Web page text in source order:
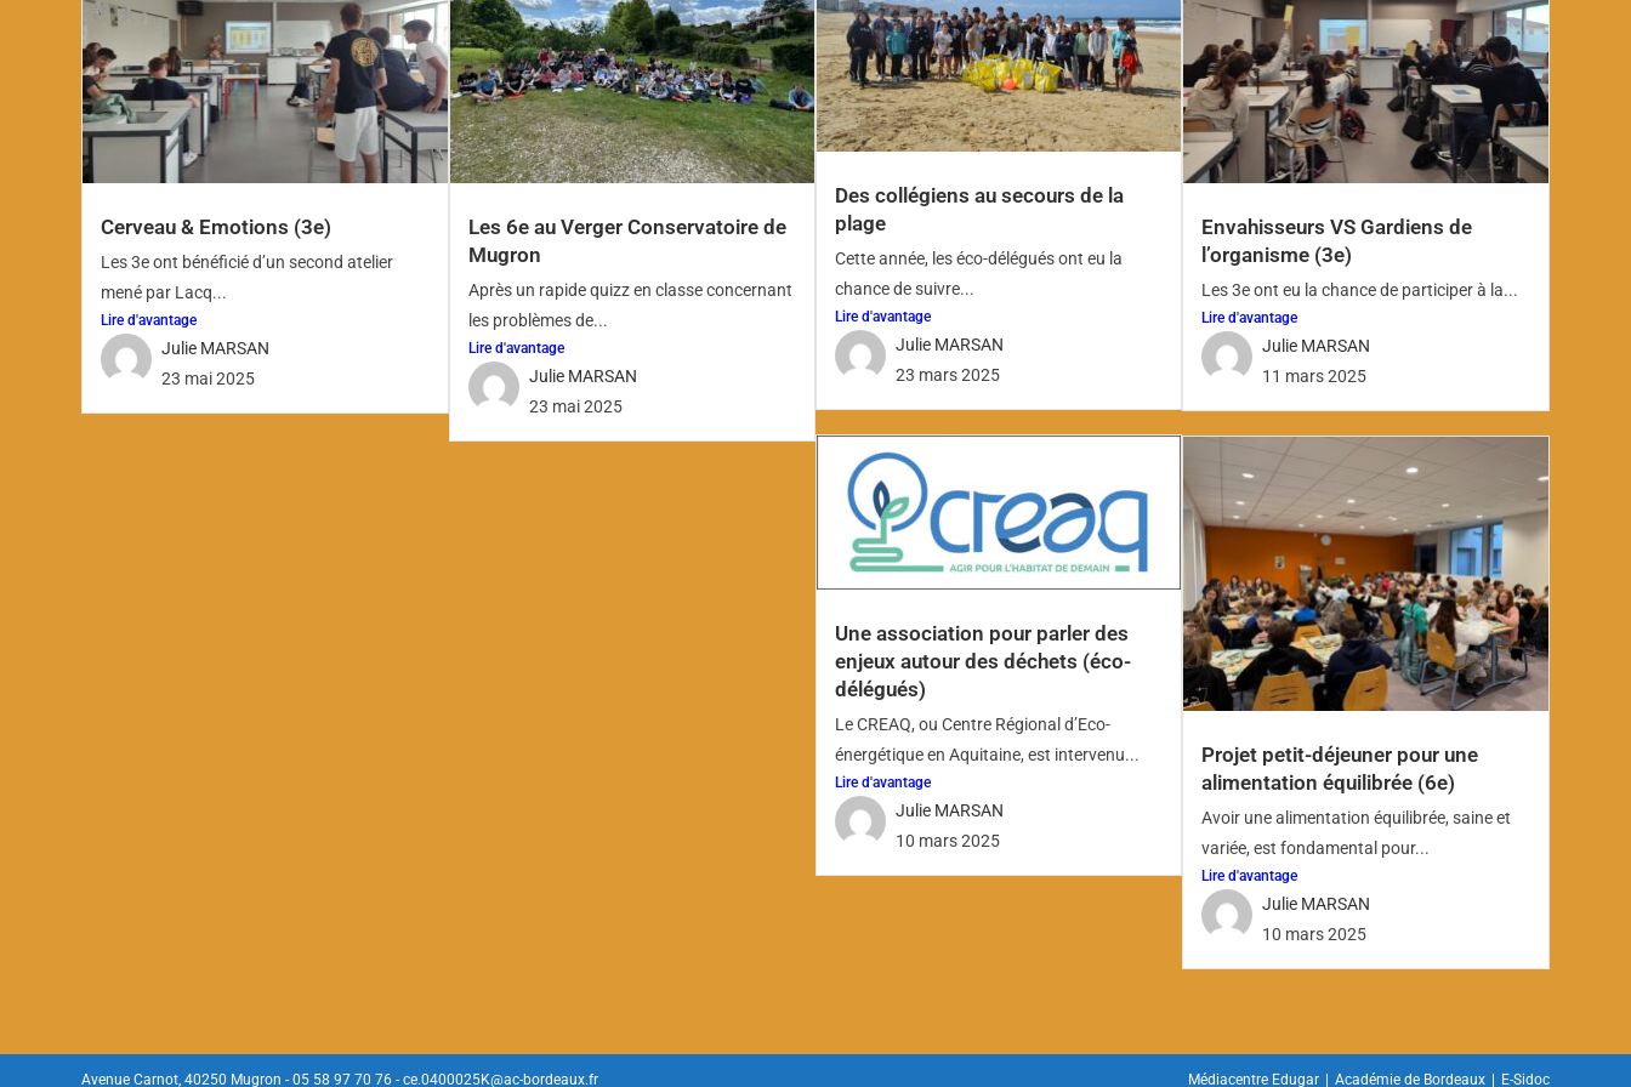
Cerveau & Emotions (3e)
Les 3e ont bénéficié d’un second atelier
mené par Lacq...
Lire d'avantage
Julie MARSAN
23 mai 2025
Les 6e au Verger Conservatoire de
Mugron
Après un rapide quizz en classe concernant
les problèmes de...
Lire d'avantage
Julie MARSAN
23 mai 2025
Des collégiens au secours de la
plage
Cette année, les éco-délégués ont eu la
chance de suivre...
Lire d'avantage
Julie MARSAN
23 mars 2025
Envahisseurs VS Gardiens de
l’organisme (3e)
Les 3e ont eu la chance de participer à la...
Lire d'avantage
Julie MARSAN
11 mars 2025
Une association pour parler des
enjeux autour des déchets (éco-
délégués)
Le CREAQ, ou Centre Régional d’Eco-
énergétique en Aquitaine, est intervenu...
Lire d'avantage
Julie MARSAN
10 mars 2025
Projet petit-déjeuner pour une
alimentation équilibrée (6e)
Avoir une alimentation équilibrée, saine et
variée, est fondamental pour...
Lire d'avantage
Julie MARSAN
10 mars 2025
Médiacentre Edugar Académie de Bordeaux E-Sidoc
Avenue Carnot, 40250 Mugron - 05 58 97 70 76 - ce.0400025K@ac-bordeaux.fr